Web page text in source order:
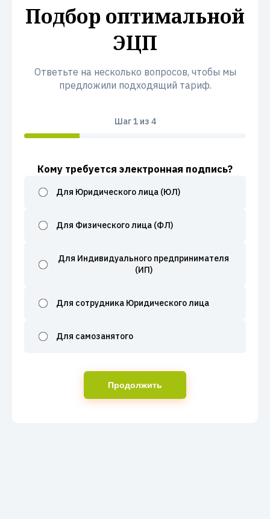
Подбор оптимальной
ЭЦП
Ответьте на несколько вопросов, чтобы мы
предложили подходящий тариф.
Шаг1из 4
Кому требуется электронная подпись?
Для Юридического лица (ЮЛ)
Для Физического лица (ФЛ)
Для Индивидуального предпринимателя
(ИП)
Для сотрудника Юридического лица
Для самозанятого
Продолжить